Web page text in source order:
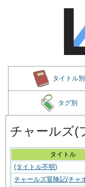
タイトル別
タグ別
チャールズ(
タイトル
(タイトル不明)
チャールズ冒険記(チャ